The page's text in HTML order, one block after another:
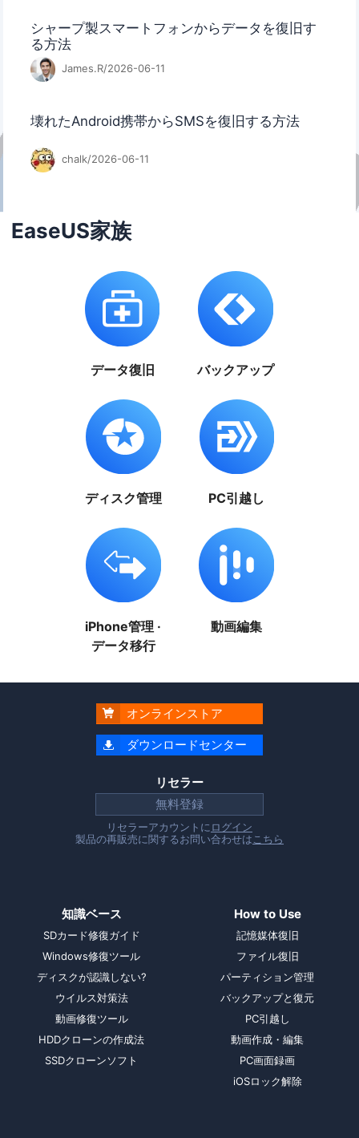
シャープ製スマートフォンからデータを復旧す
る方法
James.R/2026-06-11
壊れたAndroid携帯からSMSを復旧する方法
chalk/2026-06-11
EaseUS家族
データ復旧 バックアップ
ディスク管理 PC引越し
iPhone管理 ·
データ移行
動画編集
 オンラインストア
 ダウンロードセンター
リセラー
無料登録
リセラーアカウントに ログイン
製品の再販売に関するお問い合わせは こちら
知識ベース
SDカード修復ガイド
Windows修復ツール
ディスクが認識しない?
ウイルス対策法
動画修復ツール
HDDクローンの作成法
SSDクローンソフト
How to Use
記憶媒体復旧
ファイル復旧
パーティション管理
バックアップと復元
PC引越し
動画作成・編集
PC画面録画
iOSロック解除